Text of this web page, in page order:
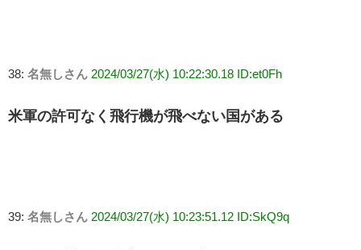
38: 名無しさん 2024/03/27(水) 10:22:30.18 ID:et0Fh
米軍の許可なく飛行機が飛べない国がある
39: 名無しさん 2024/03/27(水) 10:23:51.12 ID:SkQ9q